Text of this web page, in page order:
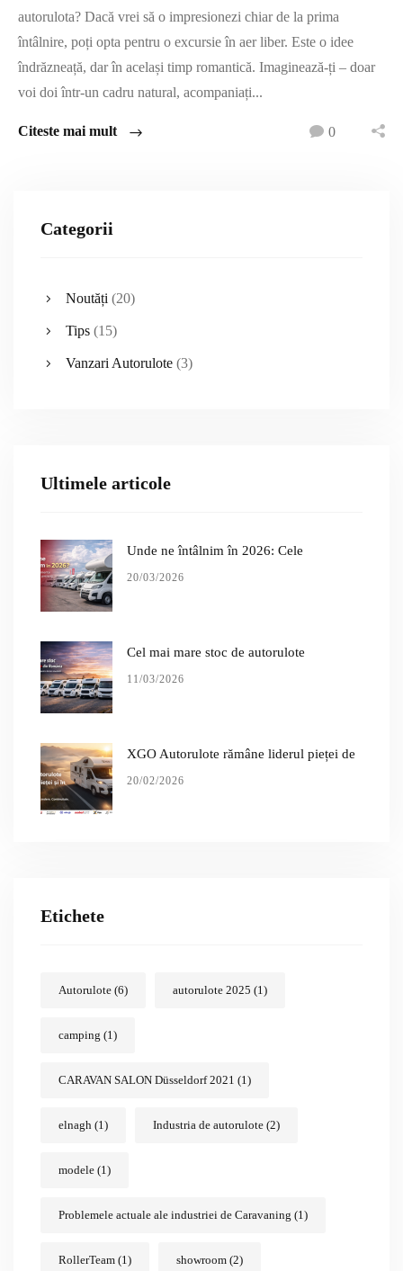
autorulota? Dacă vrei să o impresionezi chiar de la prima
întâlnire, poți opta pentru o excursie în aer liber. Este o idee
îndrăzneață, dar în același timp romantică. Imaginează-ți – doar
voi doi într-un cadru natural, acompaniați...
Citeste mai mult 0
Categorii
Noutăți (20)
Tips (15)
Vanzari Autorulote (3)
Ultimele articole
Unde ne întâlnim în 2026: Cele
20/03/2026
Cel mai mare stoc de autorulote
11/03/2026
XGO Autorulote rămâne liderul pieței de
20/02/2026
Etichete
Autorulote (6) autorulote 2025 (1)
camping (1)
CARAVAN SALON Düsseldorf 2021 (1)
elnagh (1) Industria de autorulote (2)
modele (1)
Problemele actuale ale industriei de Caravaning (1)
RollerTeam (1) showroom (2)